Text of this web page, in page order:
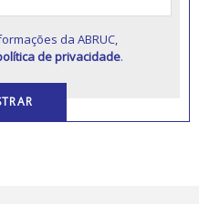
da ABRUC,
de privacidade.